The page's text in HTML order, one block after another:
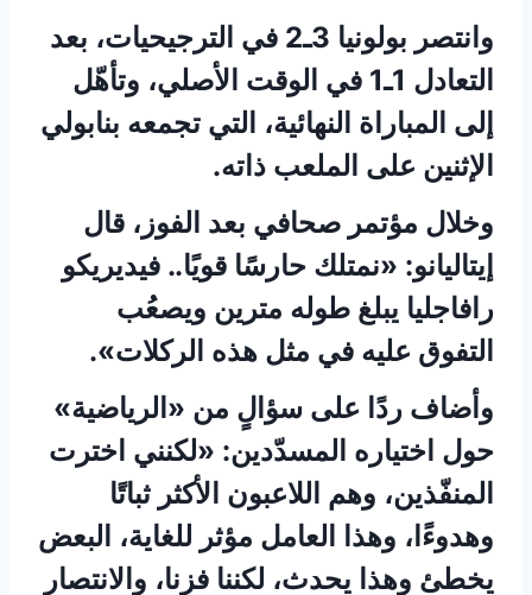
وانتصر بولونيا 3ـ2 في الترجيحيات، بعد
التعادل 1ـ1 في الوقت الأصلي، وتأهّل
إلى المباراة النهائية، التي تجمعه بنابولي
الإثنين على الملعب ذاته.
وخلال مؤتمر صحافي بعد الفوز، قال
إيتاليانو: «نمتلك حارسًا قويًا.. فيديريكو
رافاجليا يبلغ طوله مترين ويصعُب
التفوق عليه في مثل هذه الركلات».
وأضاف ردًا على سؤالٍ من «الرياضية»
حول اختياره المسدّدين: «لكنني اخترت
المنفّذين، وهم اللاعبون الأكثر ثباتًا
وهدوءًا، وهذا العامل مؤثر للغاية، البعض
يخطئ وهذا يحدث، لكننا فزنا، والانتصار